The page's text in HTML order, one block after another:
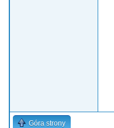
Góra strony